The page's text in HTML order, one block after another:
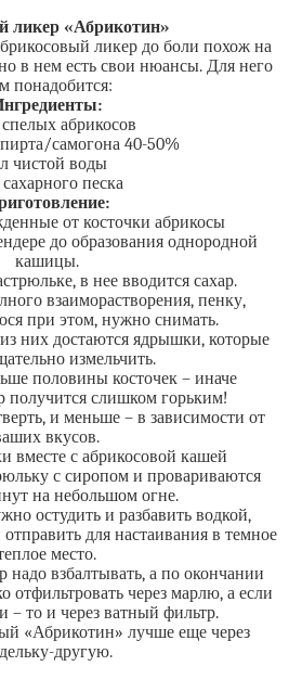
ликер «Абрикотин»
ликер до боли похож на
в нем есть свои нюансы. Для него
понадобится:
абрикосов
самогона 40-50%
чистой воды
сахарного песка
от косточки абрикосы
до образования однородной
кашицы.
в нее вводится сахар.
взаиморастворения, пенку,
при этом, нужно снимать.
них достаются ядрышки, которые
измельчить.
половины косточек – иначе
получится слишком горьким!
и меньше – в зависимости от
вкусов.
вместе с абрикосовой кашей
с сиропом и провариваются
на небольшом огне.
остудить и разбавить водкой,
для настаивания в темное
место.
надо взбалтывать, а по окончании
отфильтровать через марлю, а если
– то и через ватный фильтр.
«Абрикотин» лучше еще через
другую.